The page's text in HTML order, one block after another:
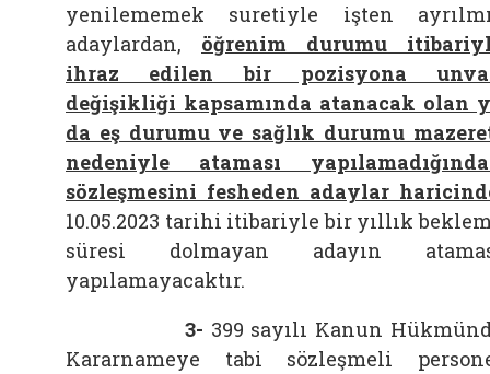
yenilememek suretiyle işten
adaylardan, öğrenim durumu
ihraz edilen bir pozisyona
değişikliği kapsamında atanacak olan
da eş durumu ve sağlık durumu
nedeniyle ataması
sözleşmesini fesheden adaylar
10.05.2023 tarihi itibariyle bir yıllık
süresi dolmayan adayın
yapılamayacaktır.
3- 399 sayılı Kanun
Kararnameye tabi sözleşmeli